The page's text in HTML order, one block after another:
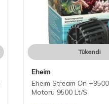
Tükendi
Eheim
Eheim Stream On
Motoru 9500 Lt/S